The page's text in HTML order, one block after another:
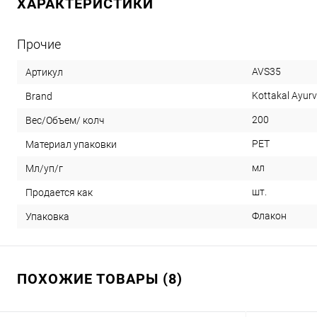
ХАРАКТЕРИСТИКИ
Прочие
Артикул AVS35
Brand Kottakal
Вес/Объем/ колч 200
Материал упаковки PET
Мл/уп/г мл
Продается как шт.
Упаковка Флакон
ПОХОЖИЕ ТОВАРЫ (8)